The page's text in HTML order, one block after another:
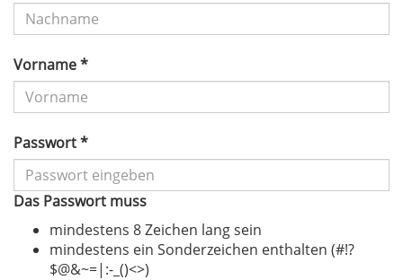
Vorname *
Passwort *
Das Passwort muss
mindestens 8 Zeichen lang sein
mindestens ein Sonderzeichen enthalten (#!?
$@&~=|:-_()<>)